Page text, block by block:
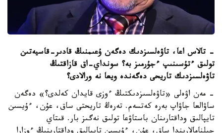
- تالاس اعا، تاۋەلسىزدىك دەگەن ۇعىمنىڭ قادىر-قاسيەتىن
تولىق ءتۇسىنىپ ءجۇرمىز بە؟ سونداي-اق قازاقتىڭ
تاۋەلسىزدىك تاريحى دەگەندە ويعا نە ورالادى؟
- مەن اۋەلى «تاۋەلسىزدىكتىڭ ءوزى قايدان كەلدى؟» دەگەن
ساۋالعا جاۋاپ بەرە كەتسەم. تەرەڭ تاريحتى ساق، عۇن، ءۇيسىن
تايپالىق وداقتارىنان باستاۋعا تولىق نەگىز بار. قىتاي